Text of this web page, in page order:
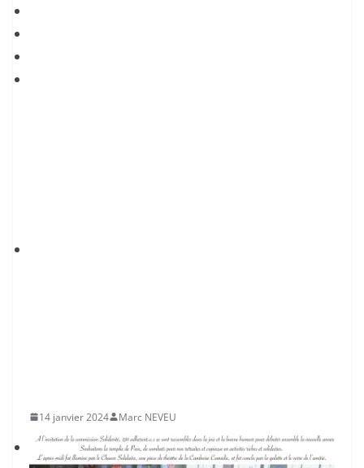
14 janvier 2024 Marc NEVEU